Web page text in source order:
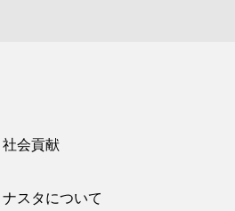
社会貢献
ナスタについて